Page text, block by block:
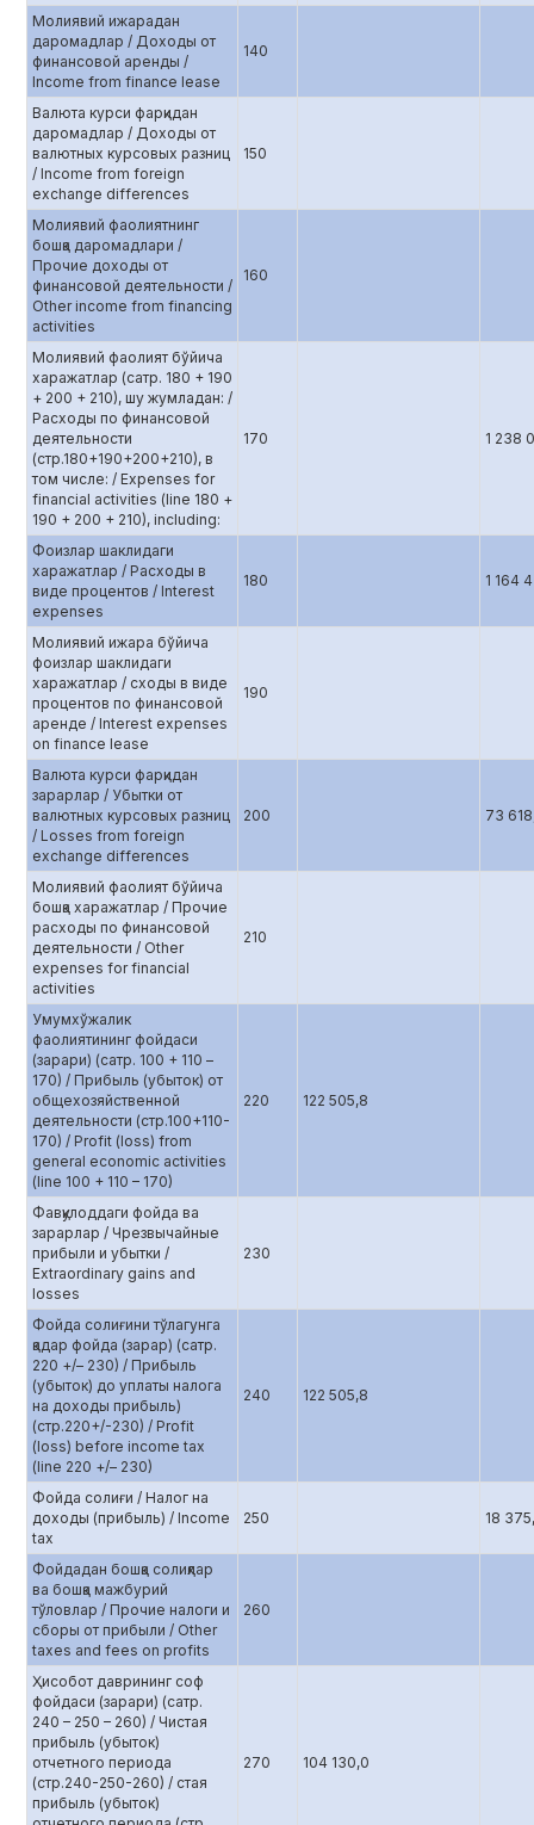
Молиявий ижарадан
даромадлар / Доходы от
финансовой аренды /
Income from finance lease
140
Валюта курси фарқидан
даромадлар / Доходы от
валютных курсовых разниц
/ Income from foreign
exchange differences
150
Молиявий фаолиятнинг
бошқа даромадлари /
Прочие доходы от
финансовой деятельности /
Other income from financing
activities
160
Молиявий фаолият бўйича
харажатлар (сатр. 180 + 190
+ 200 + 210), шу жумладан: /
Расходы по финансовой
деятельности
(стр.180+190+200+210), в
том числе: / Expenses for
financial activities (line 180 +
190 + 200 + 210), including:
170 1 238
Фоизлар шаклидаги
харажатлар / Расходы в
виде процентов / Interest
expenses
180 1 164
Молиявий ижара бўйича
фоизлар шаклидаги
харажатлар / сходы в виде
процентов по финансовой
аренде / Interest expenses
on finance lease
190
Валюта курси фарқидан
зарарлар / Убытки от
валютных курсовых разниц
/ Losses from foreign
exchange differences
200 73
Молиявий фаолият бўйича
бошқа харажатлар / Прочие
расходы по финансовой
деятельности / Other
expenses for financial
activities
210
Умумхўжалик
фаолиятининг фойдаси
(зарари) (сатр. 100 + 110 –
170) / Прибыль (убыток) от
общехозяйственной
деятельности (стр.100+110-
170) / Profit (loss) from
general economic activities
(line 100 + 110 – 170)
220 122 505,8
Фавқулоддаги фойда ва
зарарлар / Чрезвычайные
прибыли и убытки /
Extraordinary gains and
losses
230
Фойда солиғини тўлагунга
қадар фойда (зарар) (сатр.
220 +/– 230) / Прибыль
(убыток) до уплаты налога
на доходы прибыль)
(стр.220+/-230) / Profit
(loss) before income tax
(line 220 +/– 230)
240 122 505,8
Фойда солиғи / Налог на
доходы (прибыль) / Income
tax
250 18
Фойдадан бошқа солиқлар
ва бошқа мажбурий
тўловлар / Прочие налоги и
сборы от прибыли / Other
taxes and fees on profits
260
Ҳисобот даврининг соф
фойдаси (зарари) (сатр.
240 – 250 – 260) / Чистая
прибыль (убыток)
отчетного периода
(стр.240-250-260) / стая
прибыль (убыток)
270 104 130,0